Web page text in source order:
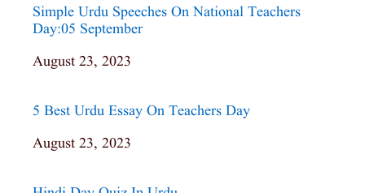
Simple Urdu Speeches On National Teachers
Day:05 September
Date
August 23, 2023
5 Best Urdu Essay On Teachers Day
Date
August 23, 2023